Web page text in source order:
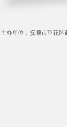
主办单位：抚顺市望花区